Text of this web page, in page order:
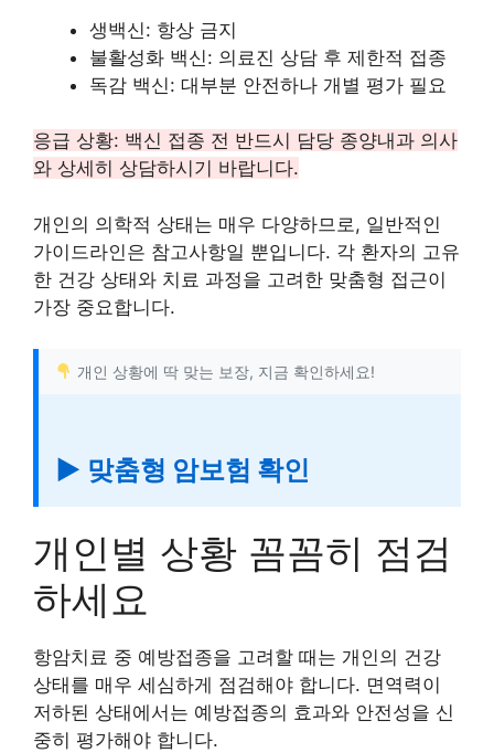
생백신: 항상 금지
불활성화 백신: 의료진 상담 후 제한적 접종
독감 백신: 대부분 안전하나 개별 평가 필요
응급 상황: 백신 접종 전 반드시 담당 종양내과 의사
와 상세히 상담하시기 바랍니다.
개인의 의학적 상태는 매우 다양하므로, 일반적인
가이드라인은 참고사항일 뿐입니다. 각 환자의 고유
한 건강 상태와 치료 과정을 고려한 맞춤형 접근이
가장 중요합니다.
개인 상황에 딱 맞는 보장, 지금 확인하세요!
▶ 맞춤형 암보험 확인
개인별 상황 꼼꼼히 점검
하세요
항암치료 중 예방접종을 고려할 때는 개인의 건강
상태를 매우 세심하게 점검해야 합니다. 면역력이
저하된 상태에서는 예방접종의 효과와 안전성을 신
중히 평가해야 합니다.